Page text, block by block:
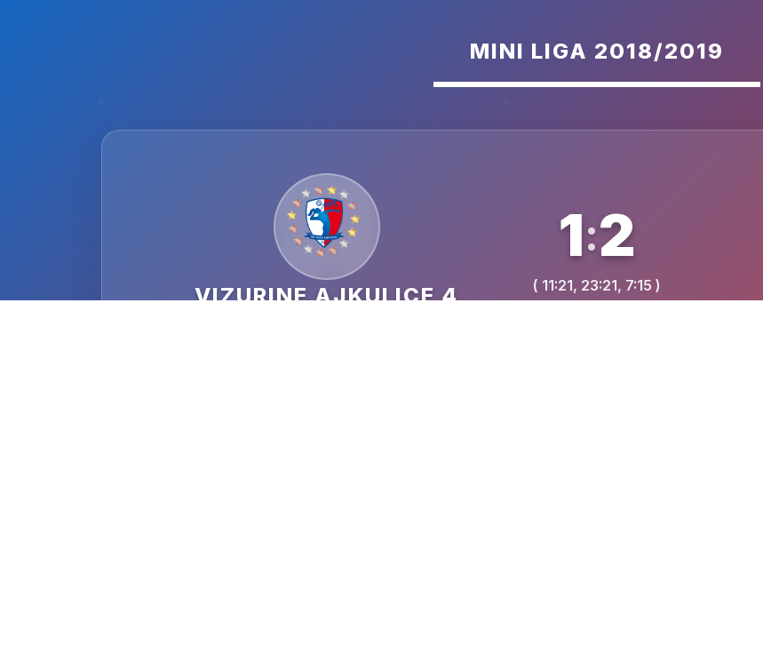
MINI LIGA 2018/2019
VIZURINE AJKULICE 4
1:2
( 11:21, 23:21, 7:15 )